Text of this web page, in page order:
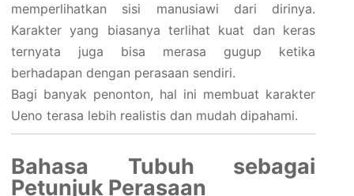
memperlihatkan sisi manusiawi dari dirinya.
Karakter yang biasanya terlihat kuat dan keras
ternyata juga bisa merasa gugup ketika
berhadapan dengan perasaan sendiri.
Bagi banyak penonton, hal ini membuat karakter
Ueno terasa lebih realistis dan mudah dipahami.
Bahasa Tubuh sebagai
Petunjuk Perasaan